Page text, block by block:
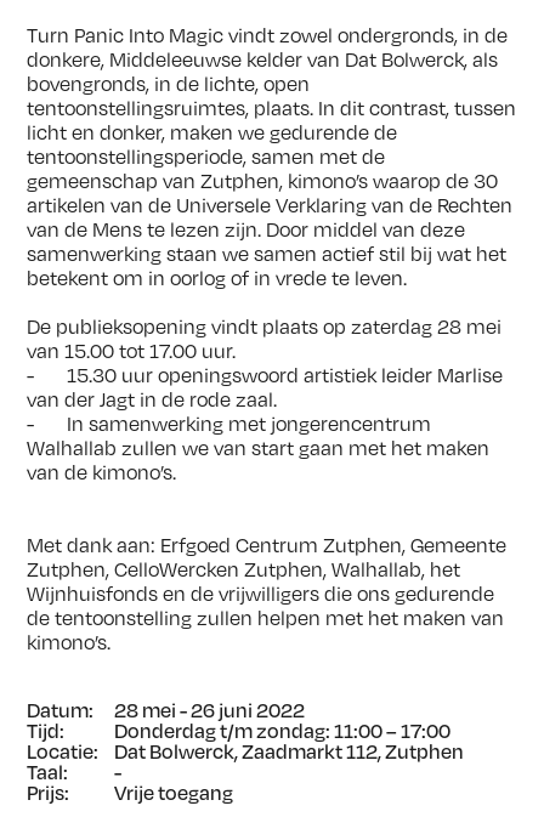
Turn Panic Into Magic vindt zowel ondergronds, in de
donkere, Middeleeuwse kelder van Dat Bolwerck, als
bovengronds, in de lichte, open
tentoonstellingsruimtes, plaats. In dit contrast, tussen
licht en donker, maken we gedurende de
tentoonstellingsperiode, samen met de
gemeenschap van Zutphen, kimono’s waarop de 30
artikelen van de Universele Verklaring van de Rechten
van de Mens te lezen zijn. Door middel van deze
samenwerking staan we samen actief stil bij wat het
betekent om in oorlog of in vrede te leven.
De publieksopening vindt plaats op zaterdag 28 mei
van 15.00 tot 17.00 uur.
- 15.30 uur openingswoord artistiek leider Marlise
van der Jagt in de rode zaal.
- In samenwerking met jongerencentrum
Walhallab zullen we van start gaan met het maken
van de kimono’s.
Met dank aan: Erfgoed Centrum Zutphen, Gemeente
Zutphen, CelloWercken Zutphen, Walhallab, het
Wijnhuisfonds en de vrijwilligers die ons gedurende
de tentoonstelling zullen helpen met het maken van
kimono’s.
Datum: 28 mei - 26 juni 2022
Tijd: Donderdag t/m zondag: 11:00 – 17:00
Locatie: Dat Bolwerck, Zaadmarkt 112, Zutphen
Taal: -
Prijs: Vrije toegang